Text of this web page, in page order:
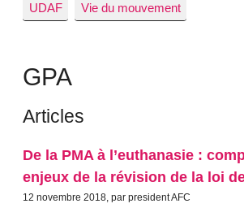
UDAF Vie du mouvement
GPA
Articles
De la PMA à l’euthanasie :
enjeux de la révision de la loi
12 novembre 2018, par president AFC